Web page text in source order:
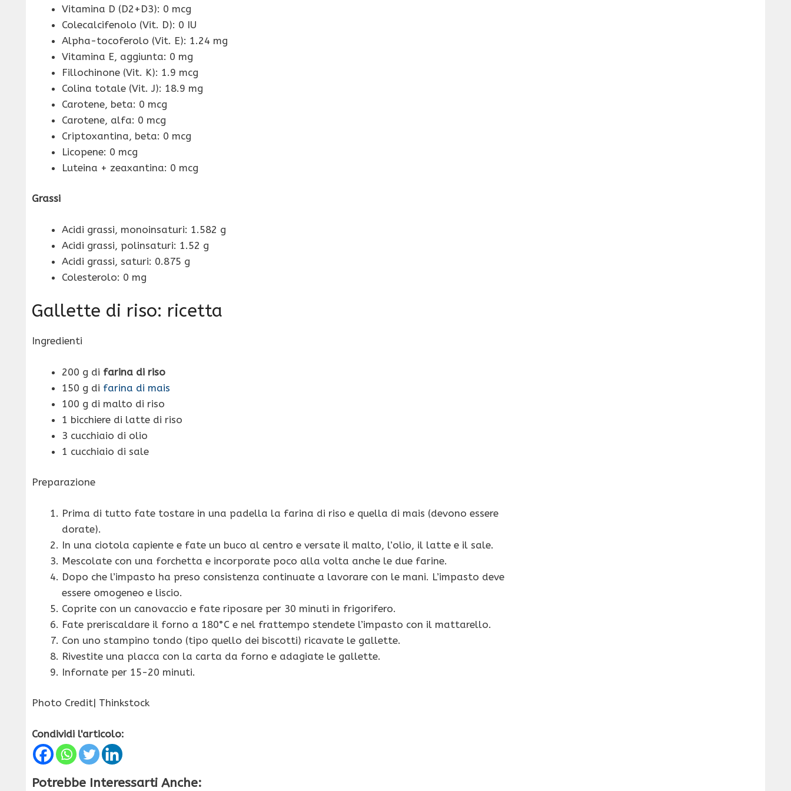
Vitamina D (D2+D3): 0 mcg
Colecalcifenolo (Vit. D): 0 IU
Alpha-tocoferolo (Vit. E): 1.24 mg
Vitamina E, aggiunta: 0 mg
Fillochinone (Vit. K): 1.9 mcg
Colina totale (Vit. J): 18.9 mg
Carotene, beta: 0 mcg
Carotene, alfa: 0 mcg
Criptoxantina, beta: 0 mcg
Licopene: 0 mcg
Luteina + zeaxantina: 0 mcg
Grassi
Acidi grassi, monoinsaturi: 1.582 g
Acidi grassi, polinsaturi: 1.52 g
Acidi grassi, saturi: 0.875 g
Colesterolo: 0 mg
Gallette di riso: ricetta
Ingredienti
200 g di farina di riso
150 g di farina di mais
100 g di malto di riso
1 bicchiere di latte di riso
3 cucchiaio di olio
1 cucchiaio di sale
Preparazione
Prima di tutto fate tostare in una padella la farina di riso e quella di mais (devono essere
dorate).
In una ciotola capiente e fate un buco al centro e versate il malto, l’olio, il latte e il sale.
Mescolate con una forchetta e incorporate poco alla volta anche le due farine.
Dopo che l’impasto ha preso consistenza continuate a lavorare con le mani. L’impasto deve
essere omogeneo e liscio.
Coprite con un canovaccio e fate riposare per 30 minuti in frigorifero.
Fate preriscaldare il forno a 180°C e nel frattempo stendete l’impasto con il mattarello.
Con uno stampino tondo (tipo quello dei biscotti) ricavate le gallette.
Rivestite una placca con la carta da forno e adagiate le gallette.
Infornate per 15-20 minuti.
Photo Credit| Thinkstock
Condividi l'articolo:
Potrebbe Interessarti Anche: